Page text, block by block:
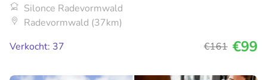
Silonce Radevormwald
Radevormwald (37km)
Verkocht: 37
€161 €99